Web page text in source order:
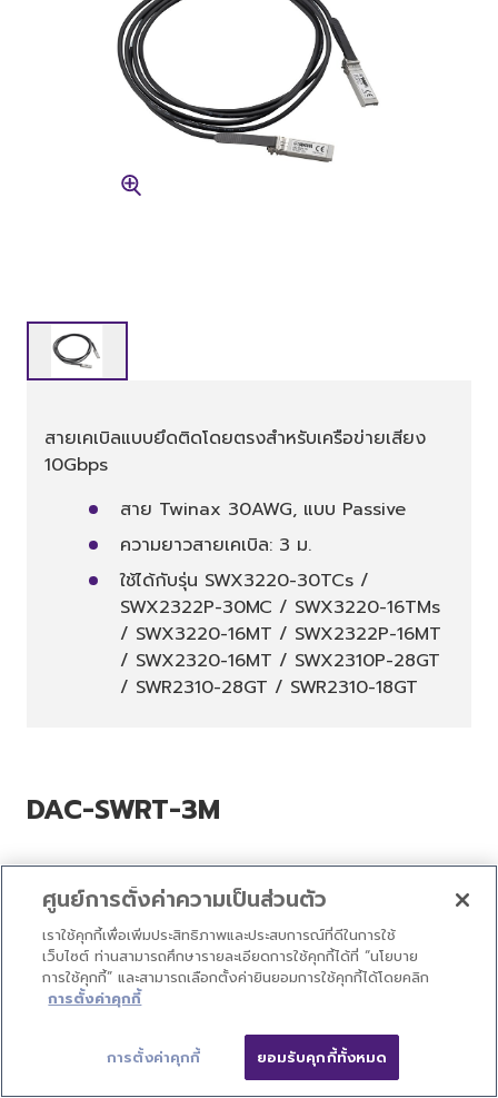
สายเคเบิลแบบยึดติดโดยตรงสำหรับเครือข่ายเสียง
10Gbps
สาย Twinax 30AWG, แบบ Passive
ความยาวสายเคเบิล: 3 ม.
ใช้ได้กับรุ่น SWX3220-30TCs /
SWX2322P-30MC / SWX3220-16TMs
/ SWX3220-16MT / SWX2322P-16MT
/ SWX2320-16MT / SWX2310P-28GT
/ SWR2310-28GT / SWR2310-18GT
DAC-SWRT-3M
ดาวน์โหลด ติดต่อเรา
ศูนย์การตั้งค่าความเป็นส่วนตัว
เราใช้คุกกี้เพื่อเพิ่มประสิทธิภาพและประสบการณ์ที่ดีในการใช้
เว็บไซต์ ท่านสามารถศึกษารายละเอียดการใช้คุกกี้ได้ที่ “นโยบาย
การใช้คุกกี้” และสามารถเลือกตั้งค่ายินยอมการใช้คุกกี้ได้โดยคลิก
การตั้งค่าคุกกี้
การตั้งค่าคุกกี้ ยอมรับคุกกี้ทั้งหมด